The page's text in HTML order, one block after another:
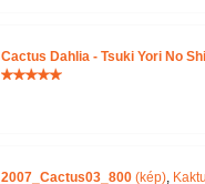
Cactus Dahlia - Tsuki Yori No
2007_Cactus03_800(kép),